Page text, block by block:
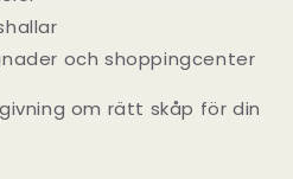
och shoppingcenter
om rätt skåp för din